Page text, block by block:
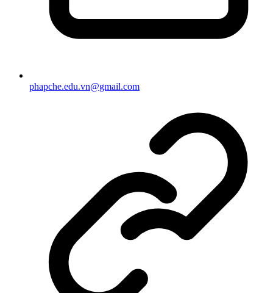
phapche.edu.vn@gmail.com